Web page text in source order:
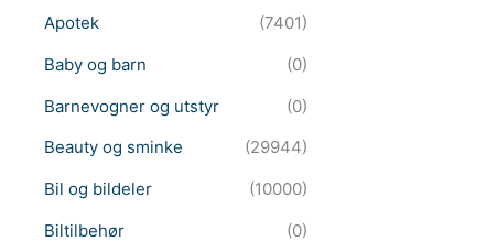
e
a
c
h
Apotek
(7401)
Baby og barn
(0)
Barnevogner og utstyr
(0)
Beauty og sminke
(29944)
Bil og bildeler
(10000)
Biltilbehør
(0)